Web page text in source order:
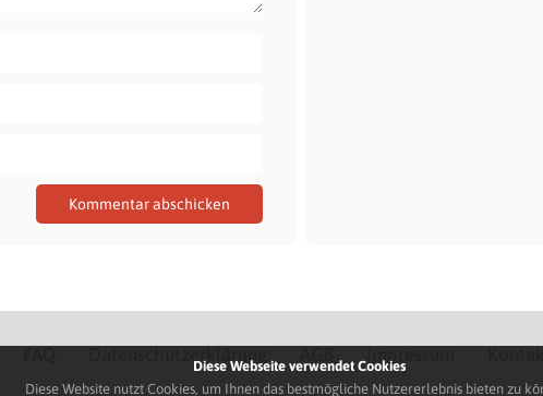
Datenschutzerklärung Impressum
Diese Webseite verwendet Cookies
Diese Website nutzt Cookies, um Ihnen das bestmögliche Nutzererlebnis bieten zu